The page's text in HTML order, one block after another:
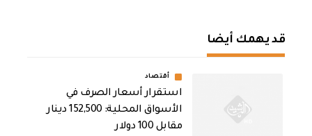
قد يهمك أيضا
أقتصاد
استقرار أسعار الصرف في
الأسواق المحلية: 152,500 دينار
مقابل 100 دولار